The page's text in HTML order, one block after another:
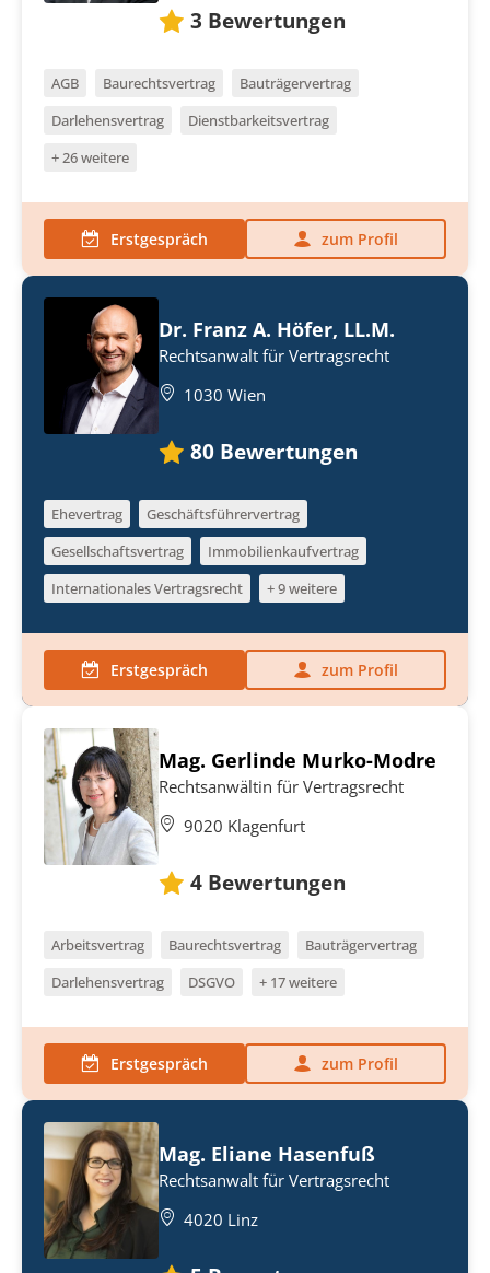
3 Bewertungen
AGB Baurechtsvertrag
Bauträgervertrag
Darlehensvertrag
Dienstbarkeitsvertrag
+ 26 weitere
Erstgespräch zum Profil
Dr. Franz A. Höfer, LL.M.
Rechtsanwalt für Vertragsrecht
1030 Wien
80 Bewertungen
Ehevertrag
Geschäftsführervertrag
Gesellschaftsvertrag
Immobilienkaufvertrag
Internationales Vertragsrecht
+ 9 weitere
Erstgespräch zum Profil
Mag. Gerlinde Murko-Modre
Rechtsanwältin für Vertragsrecht
9020 Klagenfurt
4 Bewertungen
Arbeitsvertrag Baurechtsvertrag
Bauträgervertrag
Darlehensvertrag
DSGVO + 17 weitere
Erstgespräch zum Profil
Mag. Eliane Hasenfuß
Rechtsanwalt für Vertragsrecht
4020 Linz